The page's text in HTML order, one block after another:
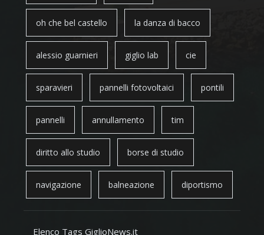
oh che bel castello la danza di bacco
alessio guarnieri giglio lab cie
sparavieri pannelli fotovoltaici pontili
pannelli annullamento tim
diritto allo studio borse di studio
navigazione balneazione diportismo
Elenco Tags GiglioNews.it